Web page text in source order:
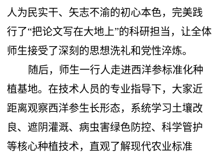
人为民实干、矢志不渝的初心本色，完美践
行了“把论文写在大地上”的科研担当，让全体
师生接受了深刻的思想洗礼和党性淬炼。
随后，师生一行人走进西洋参标准化种
植基地。在技术人员的专业指导下，大家近
距离观察西洋参生长形态，系统学习土壤改
良、遮阴灌溉、病虫害绿色防控、科学管护
等核心种植技术，直观了解现代农业标准